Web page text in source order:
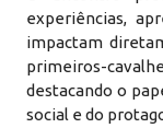
experiências,
impactam
primeiros-
destacando o
social e do